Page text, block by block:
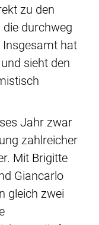
zu den
die durchweg
Insgesamt hat
sieht den
Jahr zwar
zahlreicher
Mit Brigitte
Giancarlo
gleich zwei